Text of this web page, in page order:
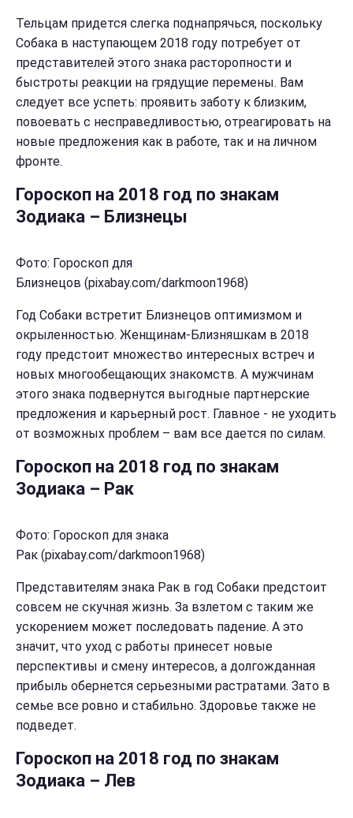
Тельцам придется слегка поднапрячься, поскольку
Собака в наступающем 2018 году потребует от
представителей этого знака расторопности и
быстроты реакции на грядущие перемены. Вам
следует все успеть: проявить заботу к близким,
повоевать с несправедливостью, отреагировать на
новые предложения как в работе, так и на личном
фронте.
Гороскоп на 2018 год по знакам
Зодиака – Близнецы
Фото: Гороскоп для
Близнецов (pixabay.com/darkmoon1968)
Год Собаки встретит Близнецов оптимизмом и
окрыленностью. Женщинам-Близняшкам в 2018
году предстоит множество интересных встреч и
новых многообещающих знакомств. А мужчинам
этого знака подвернутся выгодные партнерские
предложения и карьерный рост. Главное - не уходить
от возможных проблем – вам все дается по силам.
Гороскоп на 2018 год по знакам
Зодиака – Рак
Фото: Гороскоп для знака
Рак (pixabay.com/darkmoon1968)
Представителям знака Рак в год Собаки предстоит
совсем не скучная жизнь. За взлетом с таким же
ускорением может последовать падение. А это
значит, что уход с работы принесет новые
перспективы и смену интересов, а долгожданная
прибыль обернется серьезными растратами. Зато в
семье все ровно и стабильно. Здоровье также не
подведет.
Гороскоп на 2018 год по знакам
Зодиака – Лев